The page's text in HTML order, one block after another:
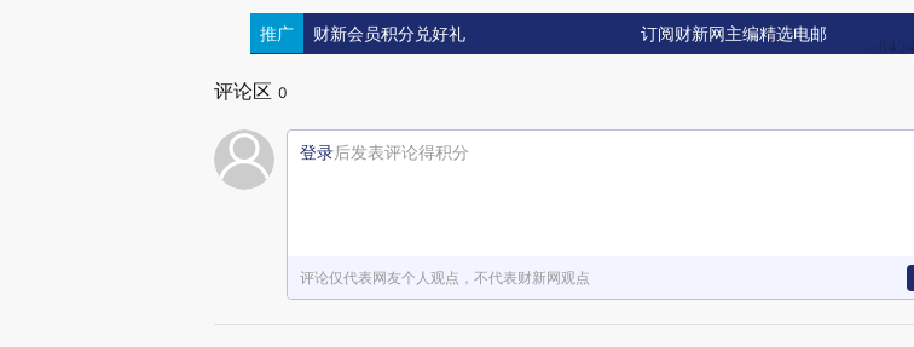
推广 财新会员积分兑好礼 订阅财新网主编精选电邮
评论区 0
登录后发表评论得积分
评论仅代表网友个人观点，不代表财新网观点